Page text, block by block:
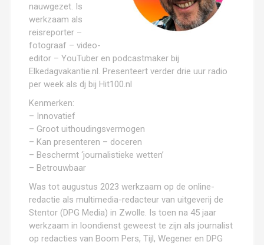
nauwgezet. Is
werkzaam als
reisreporter –
fotograaf – video-
editor – YouTuber en podcastmaker bij
Elkedagvakantie.nl. Presenteert verder drie uur radio
per week als dj bij Hit100.nl
Kenmerken:
– Innovatief
– Groot uithoudingsvermogen
– Kan presenteren – doceren
– Beschermt ‘journalistieke wetten’
– Betrouwbaar
Was tot augustus 2023 werkzaam op de online-
redactie als multimedia-redacteur van uitgeverij de
Stentor (DPG Media) in Zwolle. Is toen na 45 jaar
werkzaam in loondienst geweest te zijn als journalist
op redacties van Boom Pers, Tijl, Wegener en DPG